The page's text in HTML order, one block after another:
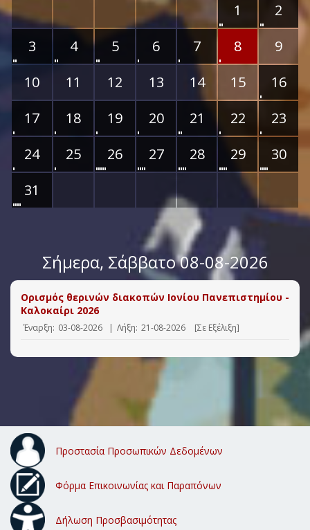
1
2
3
4 5 6 7 8
9
10
11 12 13 14 15
16
17
18 19 20 21 22
23
24
25 26 27 28 29
30
31
Σήμερα, Σάββατο 08-08-2026
Ορισμός θερινών διακοπών Ιονίου Πανεπιστημίου -
Καλοκαίρι 2026
Έναρξη: 03-08-2026 | Λήξη: 21-08-2026 [Σε Εξέλιξη]
Προστασία Προσωπικών Δεδομένων
Φόρμα Επικοινωνίας και Παραπόνων
Δήλωση Προσβασιμότητας